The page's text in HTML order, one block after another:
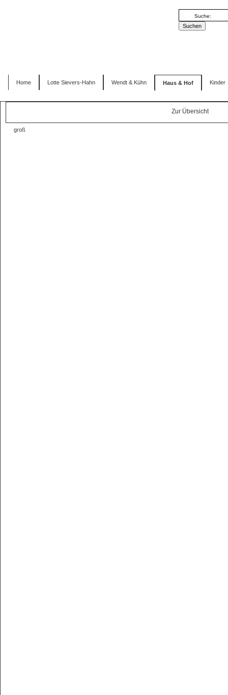
Home Lotte Sievers-Hahn Wendt & Kühn Haus & Hof Kinder
Zur Übersicht
groß